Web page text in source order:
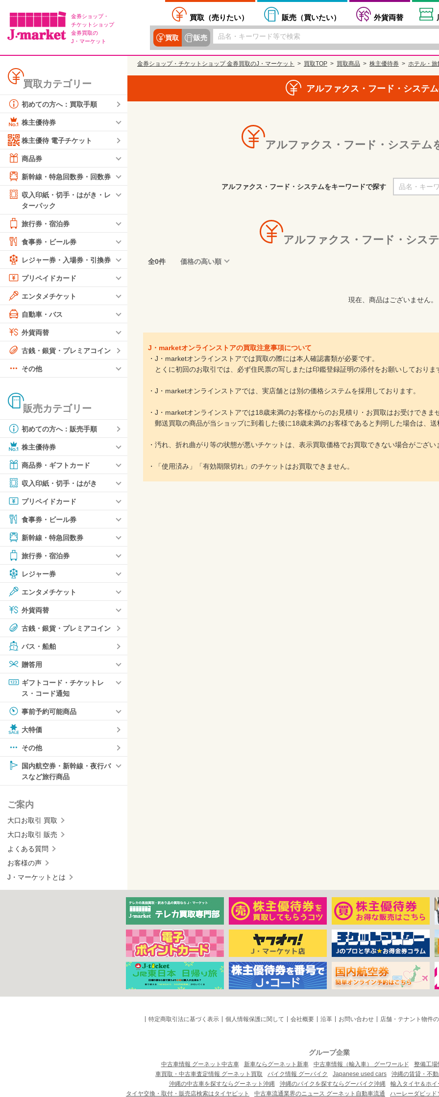
金券ショップ・
チケットショップ
金券買取の
J・マーケット
買取（売りたい） 販売（買いたい） 外貨両替
買取 販売
買取カテゴリー
初めての方へ：買取手順
株主優待券
株主優待 電子チケット
商品券
新幹線・特急回数券・回数券
収入印紙・切手・はがき・レ
ターパック
旅行券・宿泊券
食事券・ビール券
レジャー券・入場券・引換券
プリペイドカード
エンタメチケット
自動車・バス
外貨両替
古銭・銀貨・プレミアコイン
その他
販売カテゴリー
初めての方へ：販売手順
株主優待券
商品券・ギフトカード
収入印紙・切手・はがき
プリペイドカード
食事券・ビール券
新幹線・特急回数券
旅行券・宿泊券
レジャー券
エンタメチケット
外貨両替
古銭・銀貨・プレミアコイン
バス・船舶
贈答用
ギフトコード・チケットレ
ス・コード通知
事前予約可能商品
大特価
その他
国内航空券・新幹線・夜行バ
スなど旅行商品
ご案内
大口お取引 買取
大口お取引 販売
よくある質問
お客様の声
J・マーケットとは
金券ショップ・チケットショップ 金券買取のJ・マーケット 買取TOP 買取商品 株主優待券 ホテル・旅
アルファクス・フード・システ
アルファクス・フード・システム
アルファクス・フード・システムをキーワードで探す
アルファクス・フード・シス
全0件 価格の高い順
現在、商品はございません。
J・marketオンラインストアの買取注意事項について
・J・marketオンラインストアでは買取の際には本人確認書類が必要です。
とくに初回のお取引では、必ず住民票の写しまたは印鑑登録証明の添付をお願いしておりま
・J・marketオンラインストアでは、実店舗とは別の価格システムを採用しております。
・J・marketオンラインストアでは18歳未満のお客様からのお見積り・お買取はお受けできま
郵送買取の商品が当ショップに到着した後に18歳未満のお客様であると判明した場合は、送
・汚れ、折れ曲がり等の状態が悪いチケットは、表示買取価格でお買取できない場合がござい
・「使用済み」「有効期限切れ」のチケットはお買取できません。
特定商取引法に基づく表示 個人情報保護に関して 会社概要 沿革 お問い合わせ 店舗・テナント物件
グループ企業
中古車情報 グーネット中古車 新車ならグーネット新車 中古車情報（輸入車） グーワールド
整備工場
車買取・中古車査定情報 グーネット買取
バイク情報 グーバイク Japanese used cars
沖縄の賃貸・不
沖縄の中古車を探すならグーネット沖縄
沖縄のバイクを探すならグーバイク沖縄
輸入タイヤ＆ホ
タイヤ交換・取付・販売店検索はタイヤピット
中古車流通業界のニュース グーネット自動車流通 ハーレーダビッド